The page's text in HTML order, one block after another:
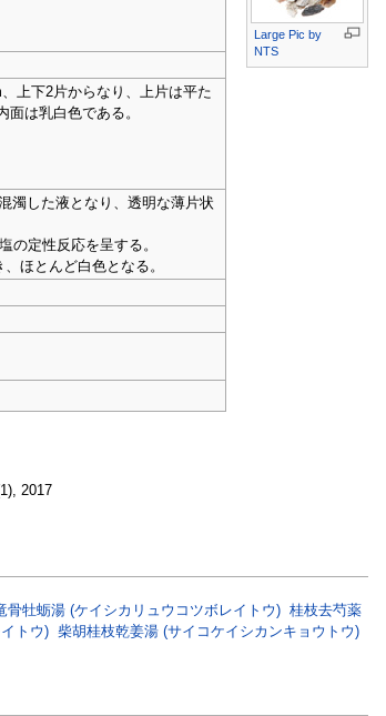
Large Pic by
NTS
上下2片からなり、上片は平た
は乳白色である。
濁した液となり、透明な薄片状
の定性反応を呈する。
ほとんど白色となる。
2017
骨牡蛎湯 (ケイシカリュウコツボレイトウ) 桂枝去芍薬
トウ) 柴胡桂枝乾姜湯 (サイコケイシカンキョウトウ)